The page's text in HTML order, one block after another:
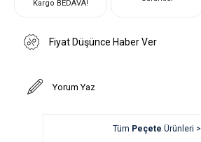
Kargo BEDAVA!
Fiyat Düşünce Haber Ver
Yorum Yaz
Tüm Peçete Ürünleri >